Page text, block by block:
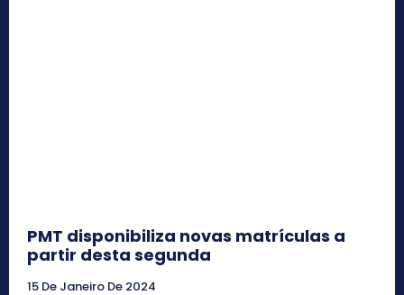
PMT disponibiliza novas matrículas a
partir desta segunda
15 De Janeiro De 2024